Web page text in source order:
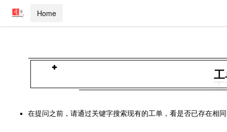
Home
在提问之前，请通过关键字搜索现有的工单，看是否已存在相